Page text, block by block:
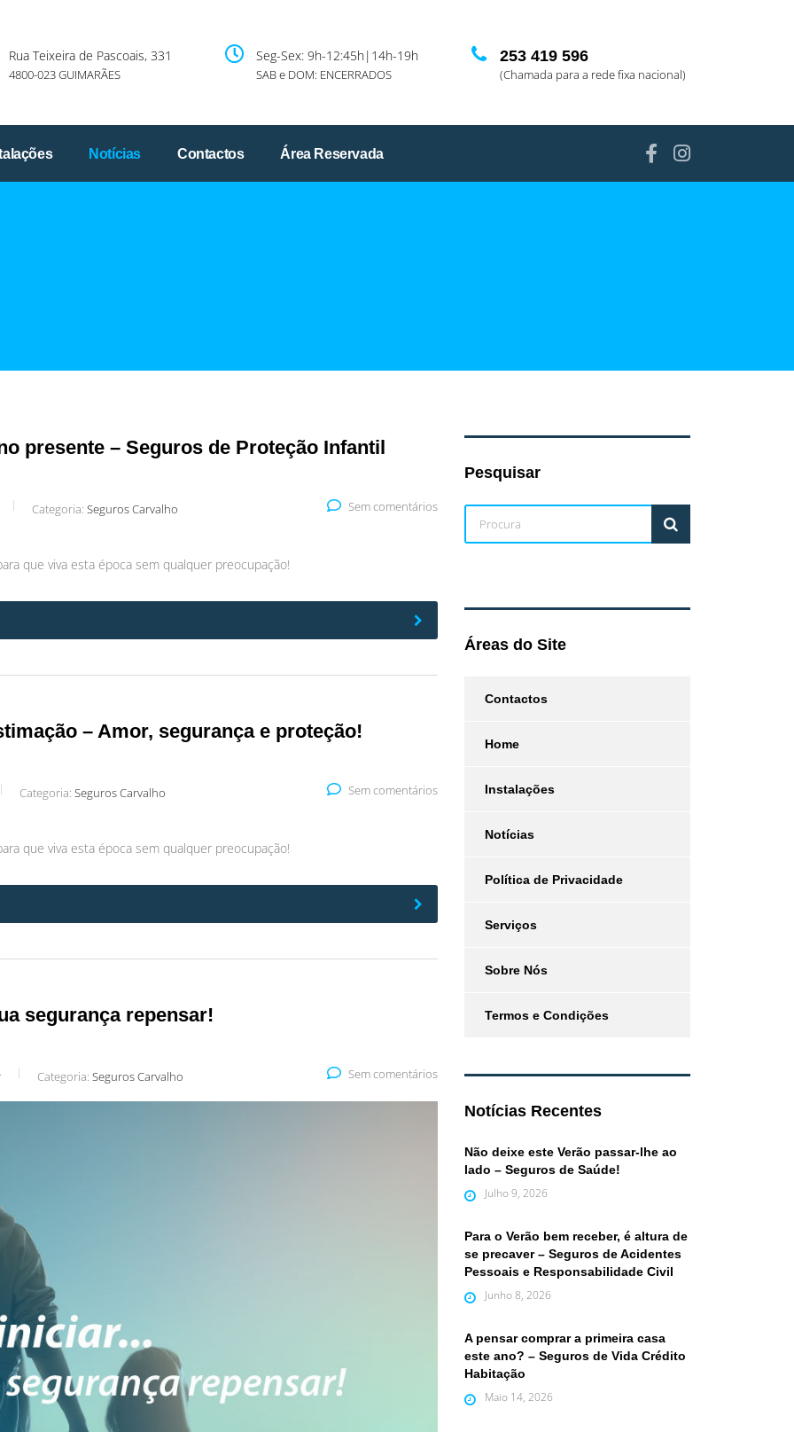
253 419 596
(Chamada para a rede fixa nacional)
Seg-Sex: 9h-12:45h|14h-19h
SAB e DOM: ENCERRADOS
Rua Teixeira de Pascoais, 331
4800-023 GUIMARÃES
Notícias Contactos Área Reservada
presente – Seguros de Proteção Infantil
Categoria: Seguros Carvalho Sem comentários
que viva esta época sem qualquer preocupação!
– Amor, segurança e proteção!
Categoria: Seguros Carvalho Sem comentários
que viva esta época sem qualquer preocupação!
segurança repensar!
Categoria: Seguros Carvalho Sem comentários
Pesquisar
Áreas do Site
Contactos
Home
Instalações
Notícias
Política de Privacidade
Serviços
Sobre Nós
Termos e Condições
Notícias Recentes
Não deixe este Verão passar-lhe ao
lado – Seguros de Saúde!
Julho 9, 2026
Para o Verão bem receber, é altura de
se precaver – Seguros de Acidentes
Pessoais e Responsabilidade Civil
Junho 8, 2026
A pensar comprar a primeira casa
este ano? – Seguros de Vida Crédito
Habitação
Maio 14, 2026